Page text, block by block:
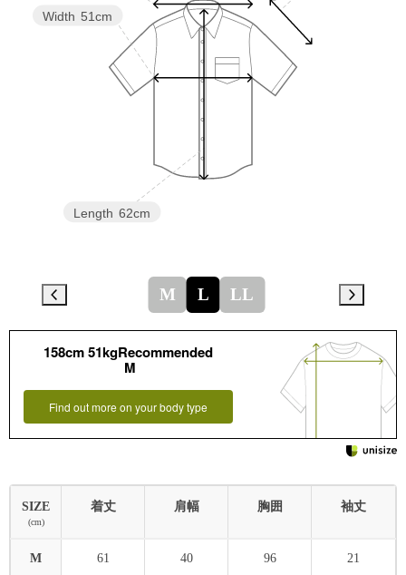
Length 62cm
Width 51cm
M L LL
158cm 51kgRecommended
M
Find out more on your body type
SIZE
(cm)
着丈 肩幅 胸囲 袖丈
M 61 40 96 21